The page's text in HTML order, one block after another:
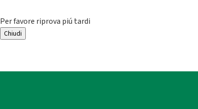
Per favore riprova piú tardi
Chiudi